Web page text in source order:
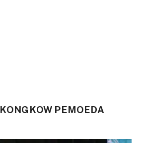
KONGKOW PEMOEDA